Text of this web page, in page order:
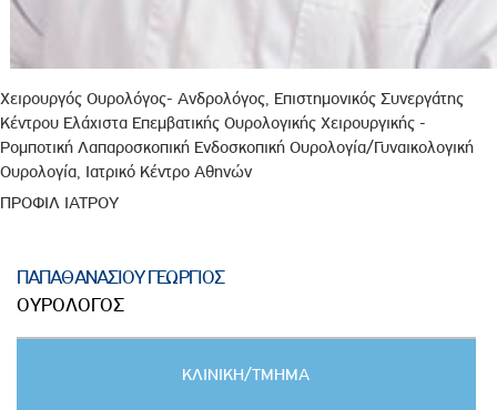
Χειρουργός Ουρολόγος- Ανδρολόγος, Επιστημονικός Συνεργάτης
Κέντρου Ελάχιστα Επεμβατικής Ουρολογικής Χειρουργικής -
Ρομποτική Λαπαροσκοπική Ενδοσκοπική Ουρολογία/Γυναικολογική
Ουρολογία, Ιατρικό Κέντρο Αθηνών
ΠΡΟΦΙΛ ΙΑΤΡΟΥ
ΠΑΠΑΘΑΝΑΣΙΟΥ ΓΕΩΡΓΙΟΣ
ΟΥΡΟΛΟΓΟΣ
ΚΛΙΝΙΚΗ/ΤΜΗΜΑ